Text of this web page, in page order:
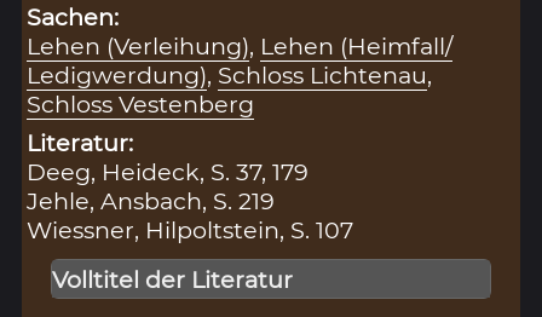
Sachen:
Lehen (Verleihung), Lehen (Heimfall/
Ledigwerdung), Schloss Lichtenau,
Schloss Vestenberg
Literatur:
Deeg, Heideck, S. 37, 179
Jehle, Ansbach, S. 219
Wiessner, Hilpoltstein, S. 107
Volltitel der Literatur